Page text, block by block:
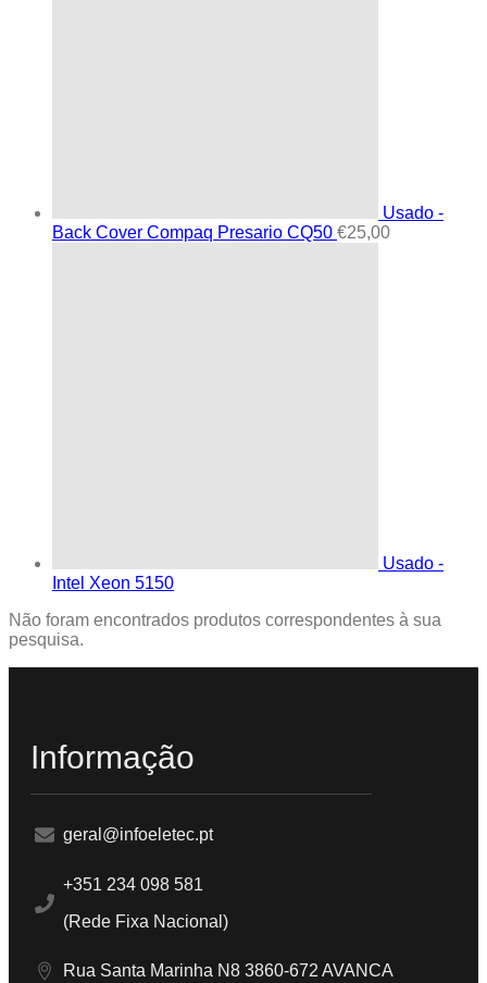
Usado -
Back Cover Compaq Presario CQ50 €25,00
Usado -
Intel Xeon 5150
Não foram encontrados produtos correspondentes à sua
pesquisa.
Informação
geral@infoeletec.pt
+351 234 098 581
(Rede Fixa Nacional)
Rua Santa Marinha N8 3860-672 AVANCA